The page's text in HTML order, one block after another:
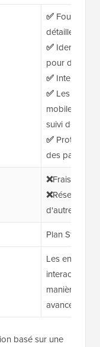
✅Fournit
détaillées
✅Identifie
pour des
✅Interface
✅Les
mobile, les
suivi des
✅Protection
des
❌Frais
❌Réseau
d'autres
Plan Starter :
Les
interactions
manière
avancées
basé sur une